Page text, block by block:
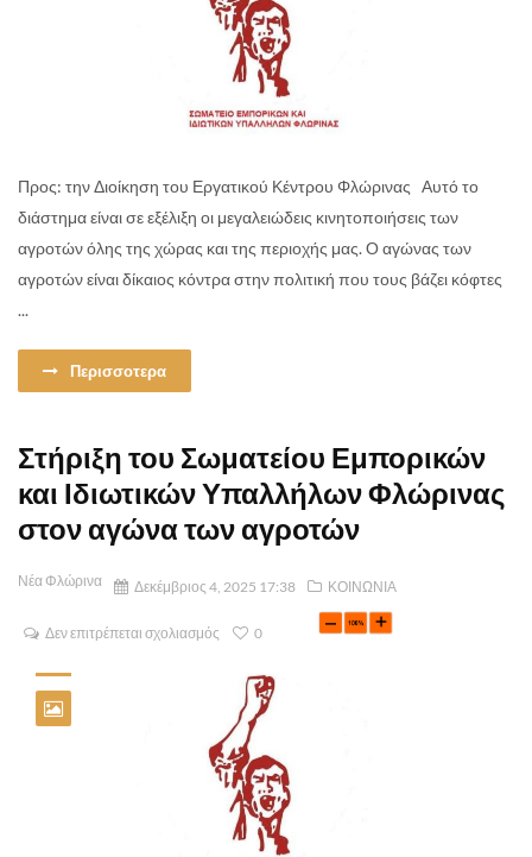
Προς: την Διοίκηση του Εργατικού Κέντρου Φλώρινας Αυτό το
διάστημα είναι σε εξέλιξη οι μεγαλειώδεις κινητοποιήσεις των
αγροτών όλης της χώρας και της περιοχής μας. Ο αγώνας των
αγροτών είναι δίκαιος κόντρα στην πολιτική που τους βάζει κόφτες
...
Περισσοτερα
Στήριξη του Σωματείου Εμπορικών
και Ιδιωτικών Υπαλλήλων Φλώρινας
στον αγώνα των αγροτών
Νέα Φλώρινα Δεκέμβριος 4, 2025 17:38 ΚΟΙΝΩΝΙΑ
Δεν επιτρέπεται σχολιασμός 0